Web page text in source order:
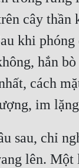
cây thần
khi
hắn
cách
sau, chỉ
lên. Một